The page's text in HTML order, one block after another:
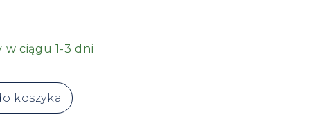
w ciągu 1-3 dni
koszyka